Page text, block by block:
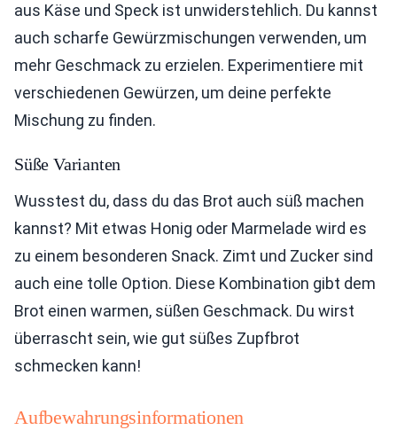
aus Käse und Speck ist unwiderstehlich. Du kannst
auch scharfe Gewürzmischungen verwenden, um
mehr Geschmack zu erzielen. Experimentiere mit
verschiedenen Gewürzen, um deine perfekte
Mischung zu finden.
Süße Varianten
Wusstest du, dass du das Brot auch süß machen
kannst? Mit etwas Honig oder Marmelade wird es
zu einem besonderen Snack. Zimt und Zucker sind
auch eine tolle Option. Diese Kombination gibt dem
Brot einen warmen, süßen Geschmack. Du wirst
überrascht sein, wie gut süßes Zupfbrot
schmecken kann!
Aufbewahrungsinformationen